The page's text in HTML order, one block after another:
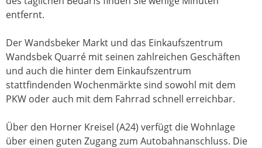
entfernt.
Der Wandsbeker Markt und das Einkaufszentrum
Wandsbek Quarré mit seinen zahlreichen Geschäften
und auch die hinter dem Einkaufszentrum
stattfindenden Wochenmärkte sind sowohl mit dem
PKW oder auch mit dem Fahrrad schnell erreichbar.
Über den Horner Kreisel (A24) verfügt die Wohnlage
über einen guten Zugang zum Autobahnanschluss. Die